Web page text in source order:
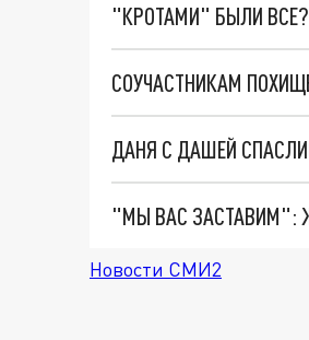
"КРОТАМИ" БЫЛИ
СОУЧАСТНИКАМ
ДАНЯ С ДАШЕЙ
Новости СМИ2